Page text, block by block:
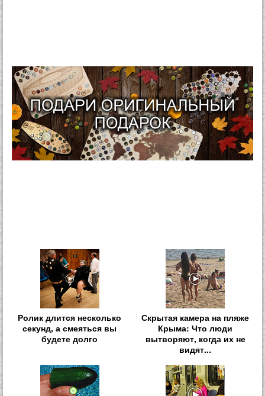
Ролик длится несколько
секунд, а смеяться вы
будете долго
Скрытая камера на пляже
Крыма: Что люди
вытворяют, когда их не
видят...